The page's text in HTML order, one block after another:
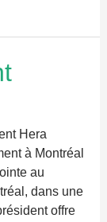
Hera
à Montréal
au
dans une
offre